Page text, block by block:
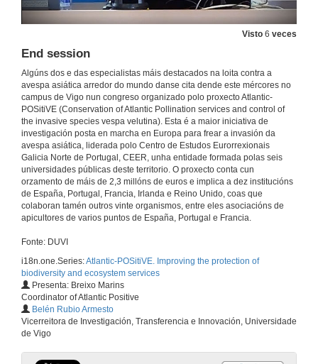
Visto 6 veces
End session
Algúns dos e das especialistas máis destacados na loita contra a
avespa asiática arredor do mundo danse cita dende este mércores no
campus de Vigo nun congreso organizado polo proxecto Atlantic-
POSitiVE (Conservation of Atlantic Pollination services and control of
the invasive species vespa velutina). Esta é a maior iniciativa de
investigación posta en marcha en Europa para frear a invasión da
avespa asiática, liderada polo Centro de Estudos Eurorrexionais
Galicia Norte de Portugal, CEER, unha entidade formada polas seis
universidades públicas deste territorio. O proxecto conta cun
orzamento de máis de 2,3 millóns de euros e implica a dez institucións
de España, Portugal, Francia, Irlanda e Reino Unido, coas que
colaboran tamén outros vinte organismos, entre eles asociacións de
apicultores de varios puntos de España, Portugal e Francia.
Fonte: DUVI
i18n.one.Series:Atlantic-POSitiVE. Improving the protection of
biodiversity and ecosystem services
Presenta: Breixo Marins
Coordinator of Atlantic Positive
Belén Rubio Armesto
Vicerreitora de Investigación, Transferencia e Innovación, Universidade
de Vigo
Questions. Activities carried out in the Basque Country for the control of Asian hornet (Vespa velutina)
18 de nov. de 2021
Conference
18 de nov. de 2021
18 de nov. de 2021
Conference
18 de nov. de 2021
Economic impact of Vespa velutina on beekeeping socioecological units